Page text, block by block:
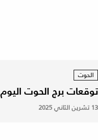
الحوت
توقعات برج الحوت اليوم 13/11/2025
13 تشرين الثاني 2025